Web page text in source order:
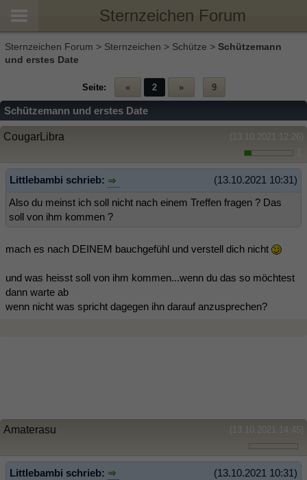
Sternzeichen Forum
Sternzeichen Forum > Sternzeichen > Schütze > Schützemann
und erstes Date
Seite: « 2 » 9
Schützemann und erstes Date
(13.10.2021 12:26)
CougarLibra
(13.10.2021 10:31)
Littlebambi schrieb:
Also du meinst ich soll nicht nach einem Treffen fragen ? Das
soll von ihm kommen ?
mach es nach DEINEM bauchgefühl und verstell dich nicht
und was heisst soll von ihm kommen...wenn du das so möchtest
dann warte ab
wenn nicht was spricht dagegen ihn darauf anzusprechen?
(13.10.2021 14:45)
Amaterasu
(13.10.2021 10:31)
Littlebambi schrieb: